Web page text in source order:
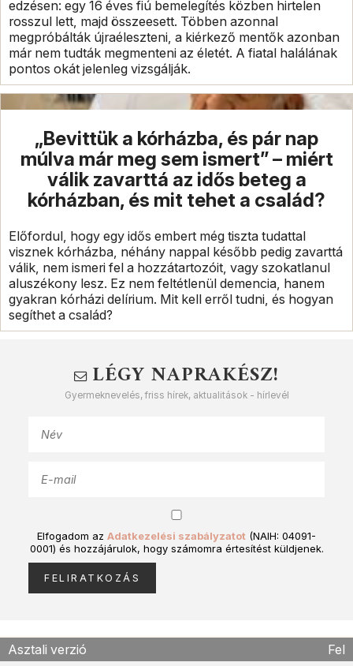
edzésen: egy 16 éves fiú bemelegítés közben hirtelen
rosszul lett, majd összeesett. Többen azonnal
megpróbálták újraéleszteni, a kiérkező mentők azonban
már nem tudták megmenteni az életét. A fiatal halálának
pontos okát jelenleg vizsgálják.
„Bevittük a kórházba, és pár nap
múlva már meg sem ismert” – miért
válik zavarttá az idős beteg a
kórházban, és mit tehet a család?
Előfordul, hogy egy idős embert még tiszta tudattal
visznek kórházba, néhány nappal később pedig zavarttá
válik, nem ismeri fel a hozzátartozóit, vagy szokatlanul
aluszékony lesz. Ez nem feltétlenül demencia, hanem
gyakran kórházi delírium. Mit kell erről tudni, és hogyan
segíthet a család?
LÉGY NAPRAKÉSZ!
Gyermeknevelés, friss hírek, aktualitások - hírlevél
Elfogadom az Adatkezelési szabályzatot (NAIH: 04091-
0001) és hozzájárulok, hogy számomra értesítést küldjenek.
Asztali verzió Fel